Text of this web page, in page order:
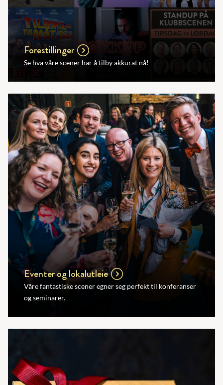
Forestillinger
Se hva våre scener har å tilby akkurat nå!
Eventer og lokalutleie
Våre fantastiske scener egner seg perfekt til konferanser
og seminarer.